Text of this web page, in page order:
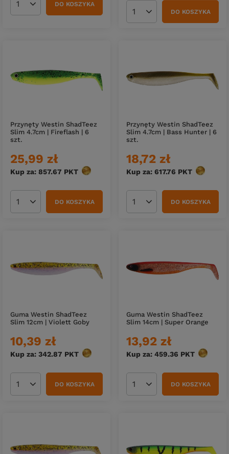
Ilość produktówDO KOSZYKA
Ilość produktówDO KOSZYKA
Przynęty Westin ShadTeez
Slim 4.7cm | Fireflash | 6
szt.
25,99 zł
Kup za: 857.67 PKT punktów
Ilość produktówDO KOSZYKA
Przynęty Westin ShadTeez
Slim 4.7cm | Bass Hunter | 6
szt.
18,72 zł
Kup za: 617.76 PKT punktów
Ilość produktówDO KOSZYKA
Guma Westin ShadTeez
Slim 12cm | Violett Goby
10,39 zł
Kup za: 342.87 PKT punktów
Ilość produktówDO KOSZYKA
Guma Westin ShadTeez
Slim 14cm | Super Orange
13,92 zł
Kup za: 459.36 PKT punktów
Ilość produktówDO KOSZYKA